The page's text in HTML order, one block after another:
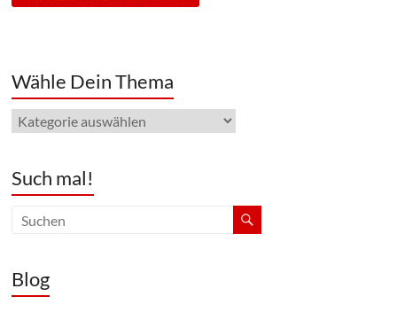
Wähle Dein Thema
Wähle
Dein
Such mal!
Blog